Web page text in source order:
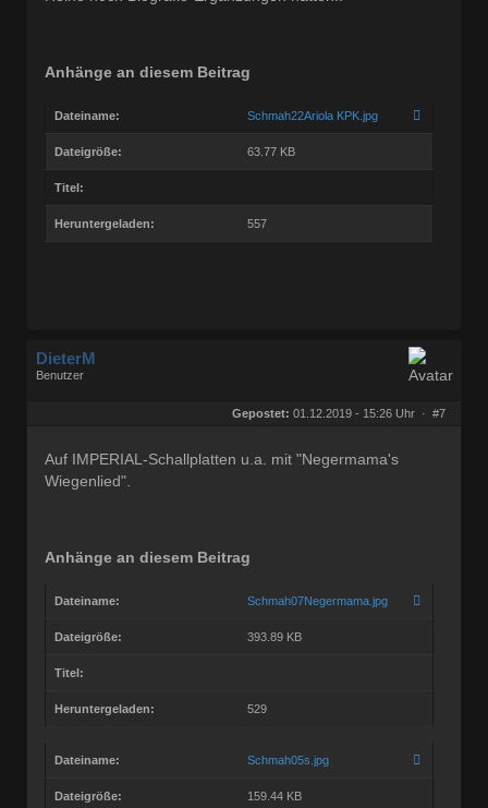
Anhänge an diesem Beitrag
Dateiname: Schmah22Ariola KPK.jpg
Dateigröße: 63.77 KB
Titel:
Heruntergeladen: 557
DieterM
Benutzer
Gepostet: 01.12.2019 - 15:26 Uhr · #7
Auf IMPERIAL-Schallplatten u.a. mit "Negermama's
Wiegenlied".
Anhänge an diesem Beitrag
Dateiname: Schmah07Negermama.jpg
Dateigröße: 393.89 KB
Titel:
Heruntergeladen: 529
Dateiname: Schmah05s.jpg
Dateigröße: 159.44 KB